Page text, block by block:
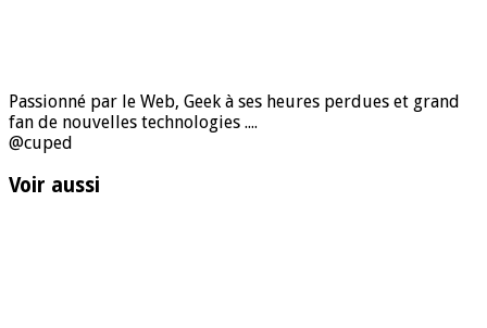
Passionné par le Web, Geek à ses heures perdues et grand
fan de nouvelles technologies ....
@cuped
Voir aussi